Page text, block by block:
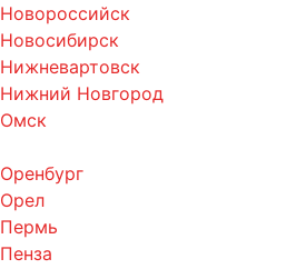
Новороссийск
Новосибирск
Нижневартовск
Нижний Новгород
Омск
Оренбург
Орел
Пермь
Пенза